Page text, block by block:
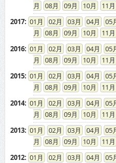
08
09 10 11
2017: 01 02 03 04 05
08
09 10 11
2016: 01 02 03 04 05
08
09 10 11
2015: 01 02 03 04 05
08
09 10 11
2014: 01 02 03 04 05
08
09 10 11
2013: 01 02 03 04 05
08
09 10 11
2012: 01 02 03 04 05